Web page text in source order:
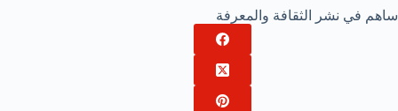
ساهم في نشر الثقافة والمعرفة